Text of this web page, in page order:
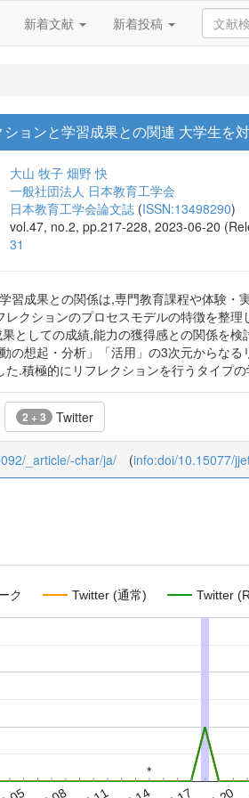
新着文献 新着投稿
ョンと学習成果との関連 大学生を
大山 牧子 畑野 快
一般社団法人 日本教育工学会
日本教育工学会論文誌 (ISSN:13498290)
vol.47, no.2, pp.217-228, 2023-06-20
31
習成果との関係は,専門教育課程や体験
レクションのプロセスモデルの特徴を整
としての成績,能力の獲得感との関係を
の想起・分析」「活用」の3次元からな
た.積極的にリフレクションを行うタイプ
2 + 3 Twitter
_article/-char/ja/ (info:doi/10.15077/
ク Twitter (通常) Twitter
*
*